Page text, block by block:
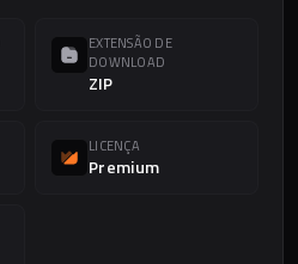
EXTENSÃO DE
DOWNLOAD
ZIP
LICENÇA
Premium